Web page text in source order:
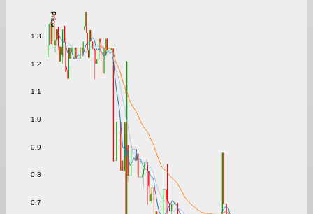
Price
0.7
0.8
0.9
1.0
1.1
1.2
1.3